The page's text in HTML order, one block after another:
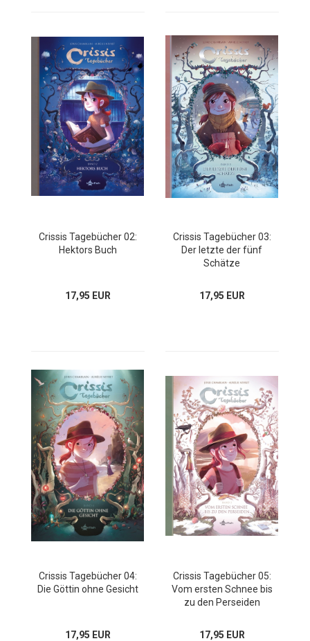
Crissis Tagebücher 02:
Hektors Buch
17,95 EUR
Crissis Tagebücher 03:
Der letzte der fünf
Schätze
17,95 EUR
Crissis Tagebücher 04:
Die Göttin ohne Gesicht
17,95 EUR
Crissis Tagebücher 05:
Vom ersten Schnee bis
zu den Perseiden
17,95 EUR